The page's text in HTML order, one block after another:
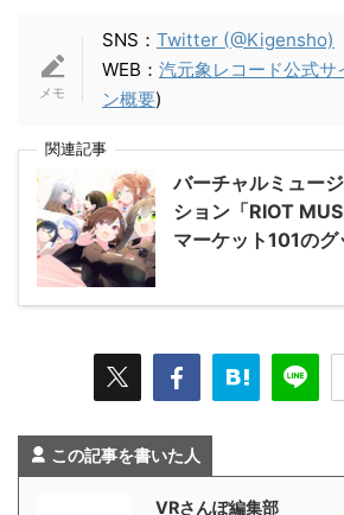
SNS： Twitter (@Kigensho)
WEB： 汽元象レコード公式サ
ン概要)
関連記事
バーチャルミュー
ション「RIOT
マーケット101のグ
この記事を書いた人
VRさんぽ編集部